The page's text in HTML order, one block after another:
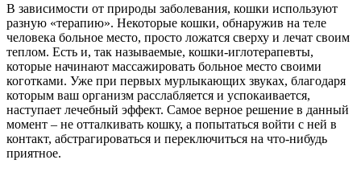
В зависимости от природы заболевания, кошки используют
разную «терапию». Некоторые кошки, обнаружив на теле
человека больное место, просто ложатся сверху и лечат своим
теплом. Есть и, так называемые, кошки-иглотерапевты,
которые начинают массажировать больное место своими
коготками. Уже при первых мурлыкающих звуках, благодаря
которым ваш организм расслабляется и успокаивается,
наступает лечебный эффект. Самое верное решение в данный
момент – не отталкивать кошку, а попытаться войти с ней в
контакт, абстрагироваться и переключиться на что-нибудь
приятное.